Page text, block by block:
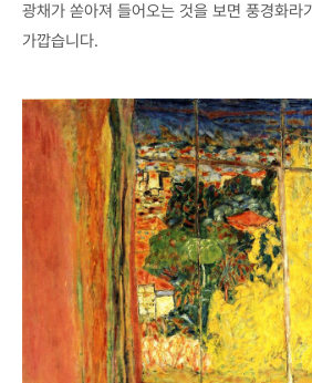
광채가 쏟아져 들어오는 것을 보면 풍경화라
가깝습니다.